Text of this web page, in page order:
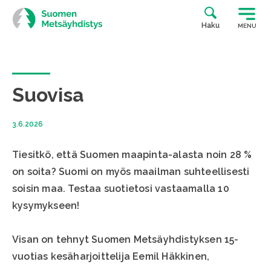
Siirry
suoraan
sisältöön
Haku MENU
Suovisa
3.6.2026
Tiesitkö, että Suomen maapinta-alasta noin 28 %
on soita? Suomi on myös maailman suhteellisesti
soisin maa. Testaa suotietosi vastaamalla 10
kysymykseen!
Visan on tehnyt Suomen Metsäyhdistyksen 15-
vuotias kesäharjoittelija Eemil Häkkinen,